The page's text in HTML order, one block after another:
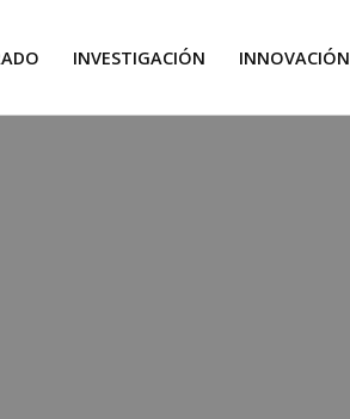
INVESTIGACIÓN INNOVACIÓN